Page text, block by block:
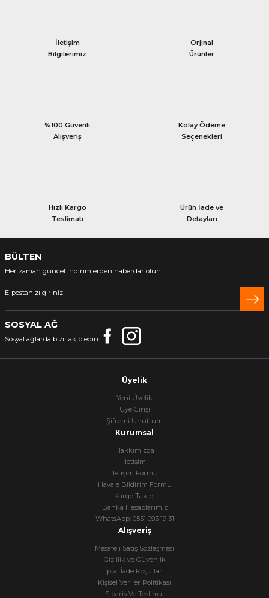
İletişim
Bilgilerimiz
Orjinal
Ürünler
%100 Güvenli
Alışveriş
Kolay Ödeme
Seçenekleri
Hızlı Kargo
Teslimatı
Ürün İade ve
Detayları
BÜLTEN
Her zaman güncel indirimlerden haberdar olun
SOSYAL AĞ
Sosyal ağlarda bizi takip edin
Üyelik
Yeni Üyelik
Üye Girişi
Şifremi Unuttum
Kurumsal
Hakkımızda
İletişim
İletişim Formu
Havale Bildirim Formu
Kargo Takibi
Banka Hesaplarımız
WhatsApp: 0551 093 19 31
Alışveriş
Mesafeli Satış Sözleşmesi
Gizlilik ve Güvenlik
İptal İade Koşullari
Kişisel Veriler Politikası
Sipariş Ve Teslimat